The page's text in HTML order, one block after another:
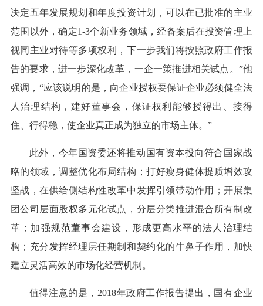
决定五年发展规划和年度投资计划，可以在已批准的主业
范围以外，确定1-3个新业务领域，经备案后在投资管理上
视同主业对待等多项权利，下一步我们将按照政府工作报
告的要求，进一步深化改革，一企一策推进相关试点。”他
强调，“应该说明的是，向企业授权要保证企业必须健全法
人治理结构，建好董事会，保证权利能够授得出、接得
住、行得稳，使企业真正成为独立的市场主体。”
此外，今年国资委还将推动国有资本投向符合国家战
略的领域，调整优化布局结构；打好瘦身健体提质增效攻
坚战，在供给侧结构性改革中发挥引领带动作用；开展集
团公司层面股权多元化试点，分层分类推进混合所有制改
革；加强规范董事会建设，形成更高水平的法人治理结
构；充分发挥经理层任期制和契约化的牛鼻子作用，加快
建立灵活高效的市场化经营机制。
值得注意的是，2018年政府工作报告提出，国有企业